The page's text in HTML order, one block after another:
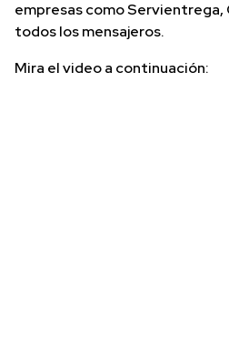
empresas como Servientrega,
todos los mensajeros.
Mira el video a continuación: